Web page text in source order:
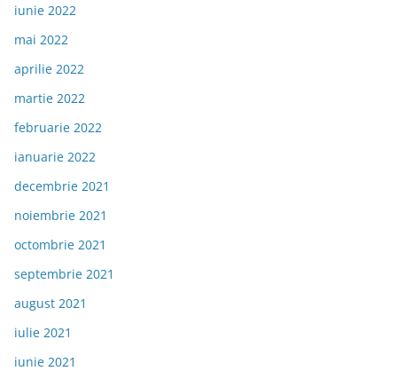
iunie 2022
mai 2022
aprilie 2022
martie 2022
februarie 2022
ianuarie 2022
decembrie 2021
noiembrie 2021
octombrie 2021
septembrie 2021
august 2021
iulie 2021
iunie 2021